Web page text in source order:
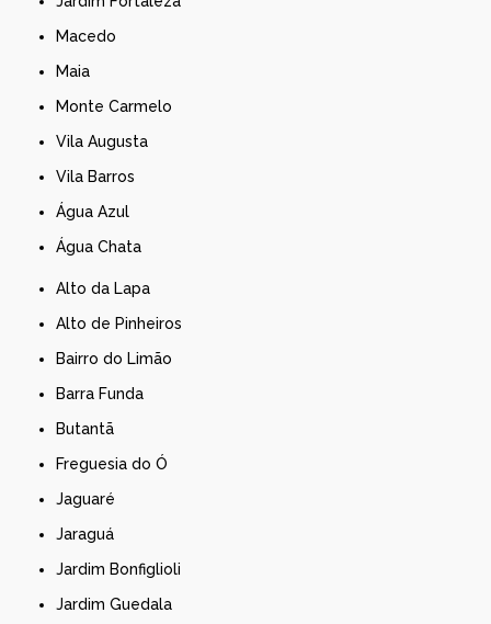
Macedo
Maia
Monte Carmelo
Vila Augusta
Vila Barros
Água Azul
Água Chata
Alto da Lapa
Alto de Pinheiros
Bairro do Limão
Barra Funda
Butantã
Freguesia do Ó
Jaguaré
Jaraguá
Jardim Bonfiglioli
Jardim Guedala